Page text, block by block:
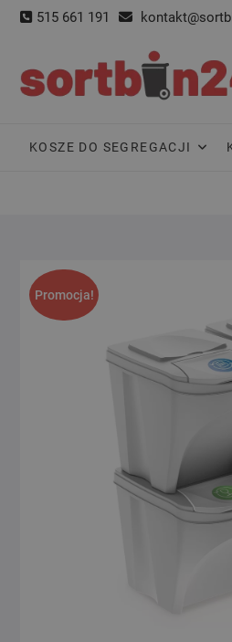
Skip
515 661 191
KOSZE DO SEGREGACJI
Promocja!